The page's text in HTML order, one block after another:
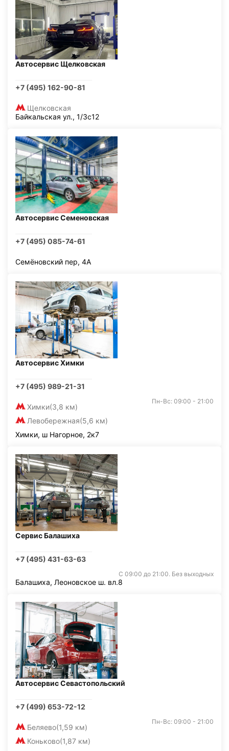
Автосервис Щелковская
+7 (495) 162-90-81
Щелковская
Байкальская ул., 1/3с12
Автосервис Семеновская
+7 (495) 085-74-61
Семёновский пер, 4А
Автосервис Химки
+7 (495) 989-21-31
Химки(3,8 км)
Левобережная(5,6 км)
Пн-Вс: 09:00 - 21:00
Химки, ш Нагорное, 2к7
Сервис Балашиха
+7 (495) 431-63-63
С 09:00 до 21:00. Без выходных
Балашиха, Леоновское ш. вл.8
Автосервис Севастопольский
+7 (499) 653-72-12
Беляево(1,59 км)
Коньково(1,87 км)
Пн-Вс: 09:00 - 21:00